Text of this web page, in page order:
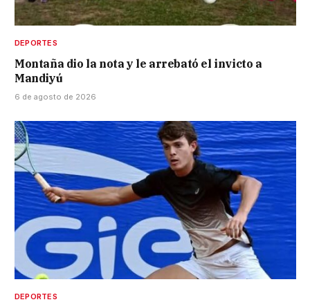
DEPORTES
Montaña dio la nota y le arrebató el invicto a
Mandiyú
6 de agosto de 2026
DEPORTES